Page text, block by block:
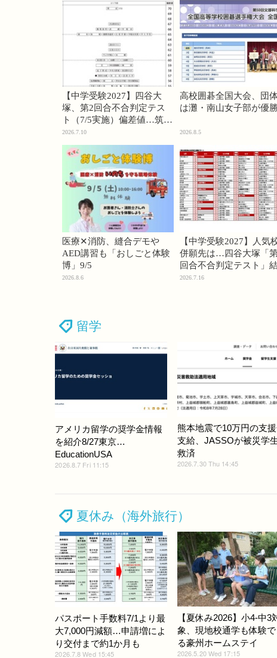
【中学受験2027】四谷大
塚、第2回合不合判定テス
ト（7/5実施）偏差値…筑駒
74・桜蔭70＜PR＞
2026.7.10
高校囲碁全国大会、団
は灘・南山女子部が優勝
2026.8.5
医療✕消防、縫合デモや
AED講習も「おしごと体験
博」9/5
2026.8.6
【中学受験2027】人気
併願先は…四谷大塚「
回合不合判定テスト」
2026.7.16
留学
アメリカ留学の奨学金情報
を紹介8/27東京…
EducationUSA
2026.8.7 Fri 11:15
熊本地震で10万円の支
支給、JASSOが被災学
救済
2026.7.30 Thu 14:45
夏休み（海外旅行）
パスポート手数料7/1より最
大7,000円減額…申請増によ
り交付まで約1か月も
2026.7.8 Wed 15:45
【夏休み2026】小4-中3
象、現地校通学も体験で
る豪州ホームステイ
2026.5.20 Wed 17:15